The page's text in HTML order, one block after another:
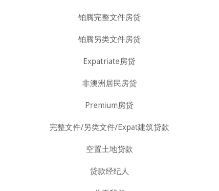
铂腾完整文件房贷
铂腾另类文件房贷
Expatriate房贷
非澳洲居民房贷
Premium房贷
完整文件/另类文件/Expat建筑贷款
空置土地贷款
贷款经纪人